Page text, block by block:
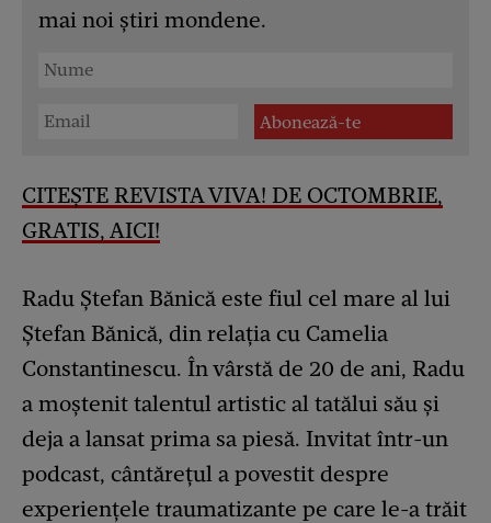
mai noi știri mondene.
CITEȘTE REVISTA VIVA! DE OCTOMBRIE,
GRATIS, AICI!
Radu Ștefan Bănică este fiul cel mare al lui
Ștefan Bănică, din relația cu Camelia
Constantinescu. În vârstă de 20 de ani, Radu
a moștenit talentul artistic al tatălui său și
deja a lansat prima sa piesă. Invitat într-un
podcast, cântărețul a povestit despre
experiențele traumatizante pe care le-a trăit